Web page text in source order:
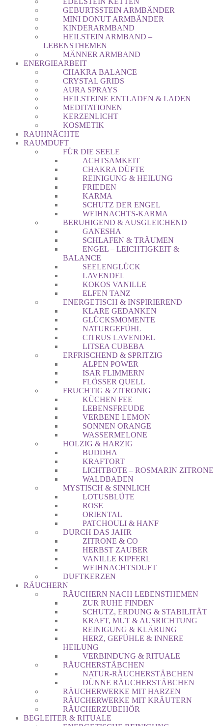
GEBURTSSTEIN ARMBÄNDER
MINI DONUT ARMBÄNDER
KINDERARMBAND
HEILSTEIN ARMBAND –
LEBENSTHEMEN
MÄNNER ARMBAND
ENERGIEARBEIT
CHAKRA BALANCE
CRYSTAL GRIDS
AURA SPRAYS
HEILSTEINE ENTLADEN & LADEN
MEDITATIONEN
KERZENLICHT
KOSMETIK
RAUHNÄCHTE
RAUMDUFT
FÜR DIE SEELE
ACHTSAMKEIT
CHAKRA DÜFTE
REINIGUNG & HEILUNG
FRIEDEN
KARMA
SCHUTZ DER ENGEL
WEIHNACHTS-KARMA
BERUHIGEND & AUSGLEICHEND
GANESHA
SCHLAFEN & TRÄUMEN
ENGEL – LEICHTIGKEIT &
BALANCE
SEELENGLÜCK
LAVENDEL
KOKOS VANILLE
ELFEN TANZ
ENERGETISCH & INSPIRIEREND
KLARE GEDANKEN
GLÜCKSMOMENTE
NATURGEFÜHL
CITRUS LAVENDEL
LITSEA CUBEBA
ERFRISCHEND & SPRITZIG
ALPEN POWER
ISAR FLIMMERN
FLÖSSER QUELL
FRUCHTIG & ZITRONIG
KÜCHEN FEE
LEBENSFREUDE
VERBENE LEMON
SONNEN ORANGE
WASSERMELONE
HOLZIG & HARZIG
BUDDHA
KRAFTORT
LICHTBOTE – ROSMARIN ZITRONE
WALDBADEN
MYSTISCH & SINNLICH
LOTUSBLÜTE
ROSE
ORIENTAL
PATCHOULI & HANF
DURCH DAS JAHR
ZITRONE & CO
HERBST ZAUBER
VANILLE KIPFERL
WEIHNACHTSDUFT
DUFTKERZEN
RÄUCHERN
RÄUCHERN NACH LEBENSTHEMEN
ZUR RUHE FINDEN
SCHUTZ, ERDUNG & STABILITÄT
KRAFT, MUT & AUSRICHTUNG
REINIGUNG & KLÄRUNG
HERZ, GEFÜHLE & INNERE
HEILUNG
VERBINDUNG & RITUALE
RÄUCHERSTÄBCHEN
NATUR-RÄUCHERSTÄBCHEN
DÜNNE RÄUCHERSTÄBCHEN
RÄUCHERWERKE MIT HARZEN
RÄUCHERWERKE MIT KRÄUTERN
RÄUCHERZUBEHÖR
BEGLEITER & RITUALE